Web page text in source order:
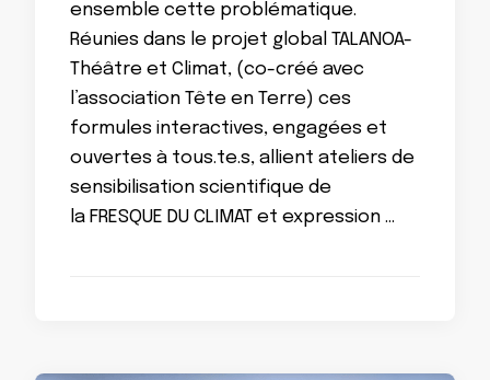
ensemble cette problématique. ​
Réunies dans le projet global TALANOA-
Théâtre et Climat, (co-créé avec
l’association Tête en Terre) ces
formules interactives, engagées et
ouvertes à tous.te.s, allient ateliers de
sensibilisation scientifique de
la FRESQUE DU CLIMAT et expression …